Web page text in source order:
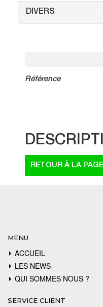
DIVERS
Référence
MENU
ACCUEIL
LES NEWS
QUI SOMMES NOUS ?
SERVICE CLIENT